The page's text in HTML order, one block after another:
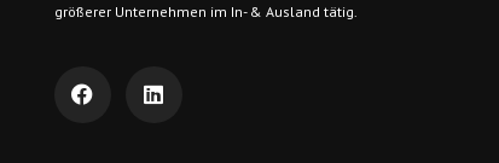
größerer Unternehmen im In- & Ausland tätig.